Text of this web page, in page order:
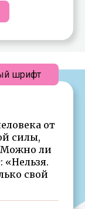
от
силы,
Можно ли
«Нельзя.
свой
шрифт